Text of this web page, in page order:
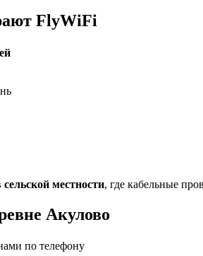
FlyWiFi
местности, где кабельные
Акулово
по телефону